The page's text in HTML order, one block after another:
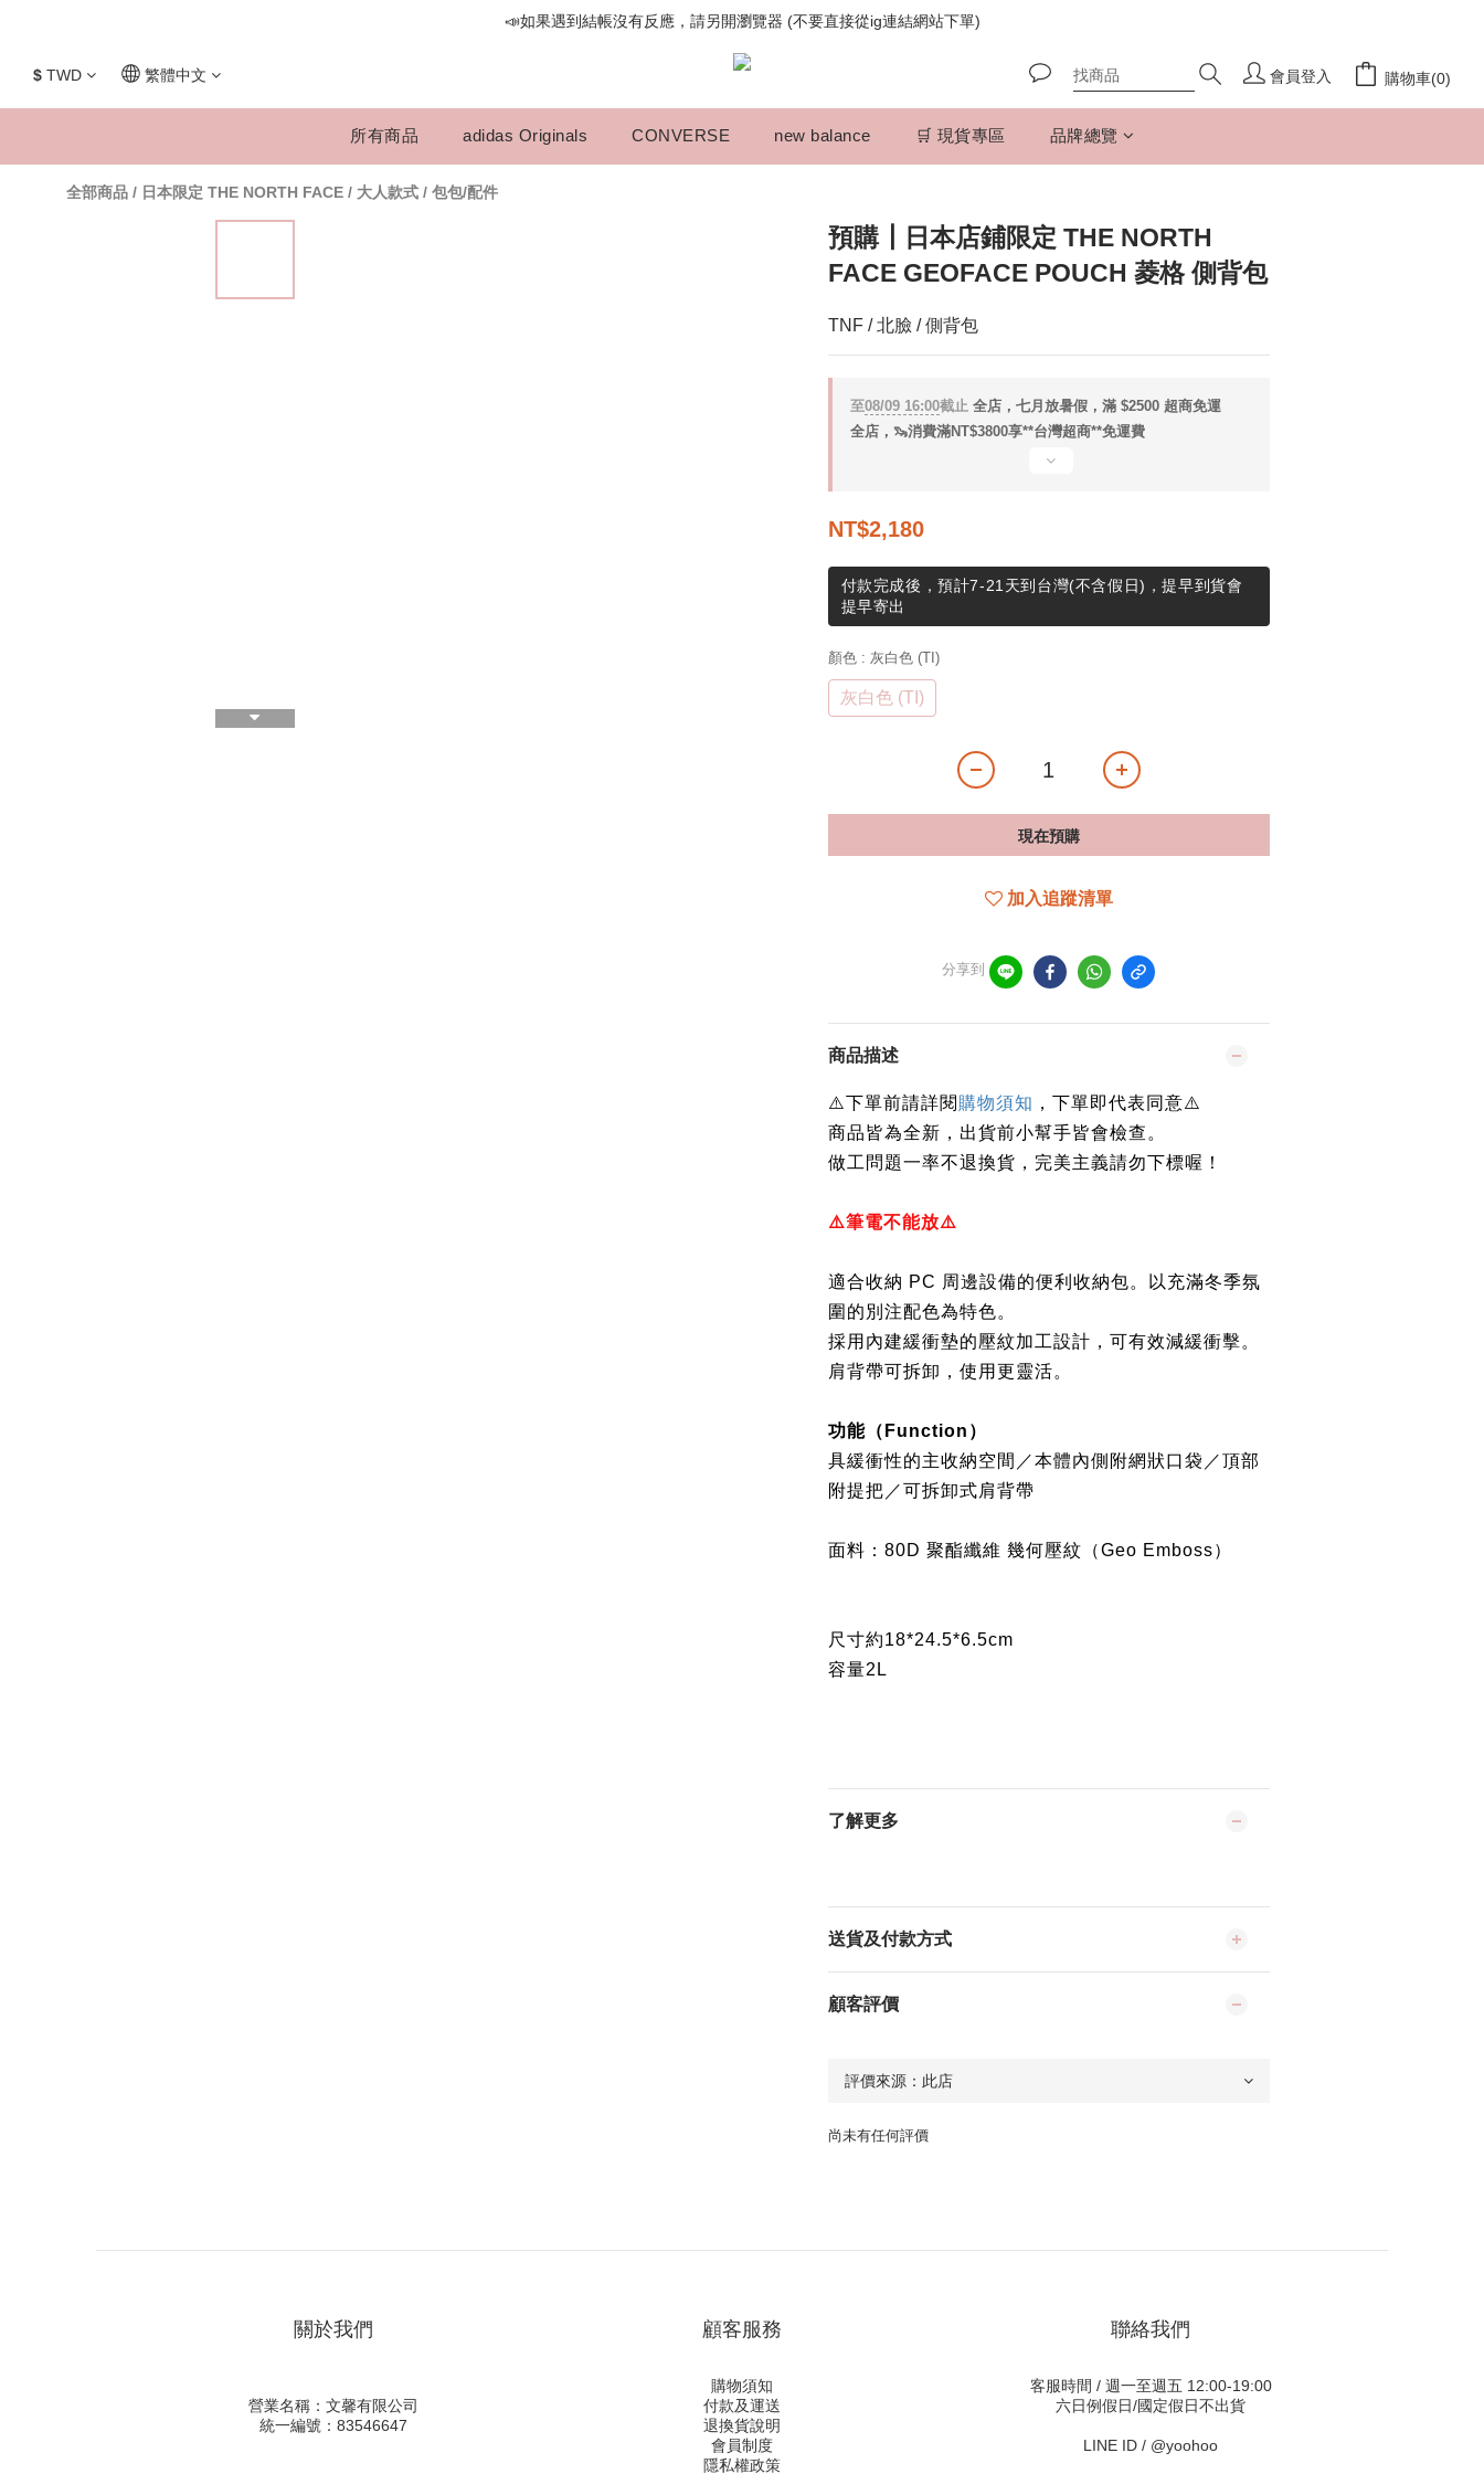
📣如果遇到結帳沒有反應，請另開瀏覽器 (不要直接從ig連結網站下單)
📣如果遇到結帳沒有反應，請另開瀏覽器 (不要直接從ig連結網站下單)
歡迎光臨૮⍝• ᴥ •⍝ა 新品請追蹤官方INSTAGRAM
📣如果遇到結帳沒有反應，請另開瀏覽器 (不要直接從ig連結網站下單)
$ TWD 繁體中文 會員登入 購物車(0)
所有商品 adidas Originals CONVERSE new balance 🛒 現貨專區 品牌總覽
全部商品 / 日本限定 THE NORTH FACE / 大人款式 / 包包/配件
預購┃日本店鋪限定 THE NORTH
FACE GEOFACE POUCH 菱格 側背包
TNF / 北臉 / 側背包
至08/09 16:00截止全店，七月放暑假，滿 $2500 超商免運
全店，🦦消費滿NT$3800享**台灣超商**免運費
NT$2,180
付款完成後，預計7-21天到台灣(不含假日)，提早到貨會
提早寄出
顏色 : 灰白色 (TI)
灰白色 (TI)
現在預購
加入追蹤清單
分享到
商品描述
⚠️下單前請詳閱購物須知 ，下單即代表同意⚠️
商品皆為全新，出貨前小幫手皆會檢查。
做工問題一率不退換貨，完美主義請勿下標喔！
⚠️筆電不能放⚠️
適合收納 PC 周邊設備的便利收納包。以充滿冬季氛
圍的別注配色為特色。
採用內建緩衝墊的壓紋加工設計，可有效減緩衝擊。
肩背帶可拆卸，使用更靈活。
功能（Function）
具緩衝性的主收納空間／本體內側附網狀口袋／頂部
附提把／可拆卸式肩背帶
面料：80D 聚酯纖維 幾何壓紋（Geo Emboss）
尺寸約18*24.5*6.5cm
容量2L
了解更多
送貨及付款方式
顧客評價
尚未有任何評價
關於我們
營業名稱：文馨有限公司
統一編號：83546647
顧客服務
購物須知
付款及運送
退換貨說明
會員制度
隱私權政策
聯絡我們
客服時間 / 週一至週五 12:00-19:00
六日例假日/國定假日不出貨
LINE ID / @yoohoo